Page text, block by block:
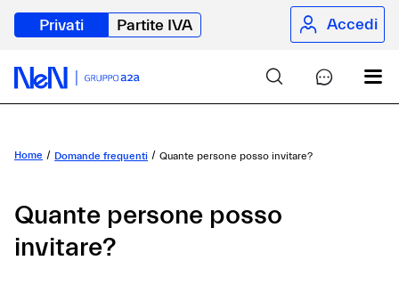
Privati Partite IVA Accedi
Home Domande frequenti Quante persone posso invitare?
Quante persone posso
invitare?